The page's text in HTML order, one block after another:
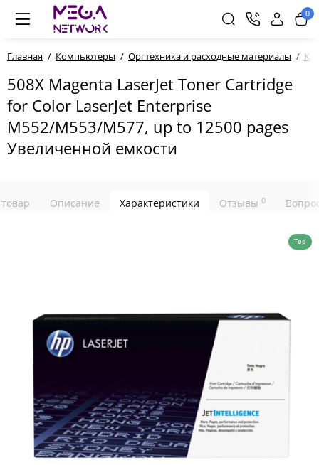
0
Главная Компьютеры Оргтехника и расходные материалы
508X Magenta LaserJet Toner Cartridge
for Color LaserJet Enterprise
M552/M553/M577, up to 12500 pages
Увеличенной емкости
Описание Характеристики Отзывы 0
Top